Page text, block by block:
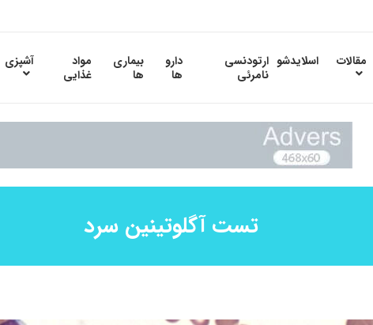
مقالات اسلایدشو ارتودنسی
نامرئی
دارو
ها
بیماری
ها
مواد
غذایی
آشپزی
تست آگلوتینین سرد